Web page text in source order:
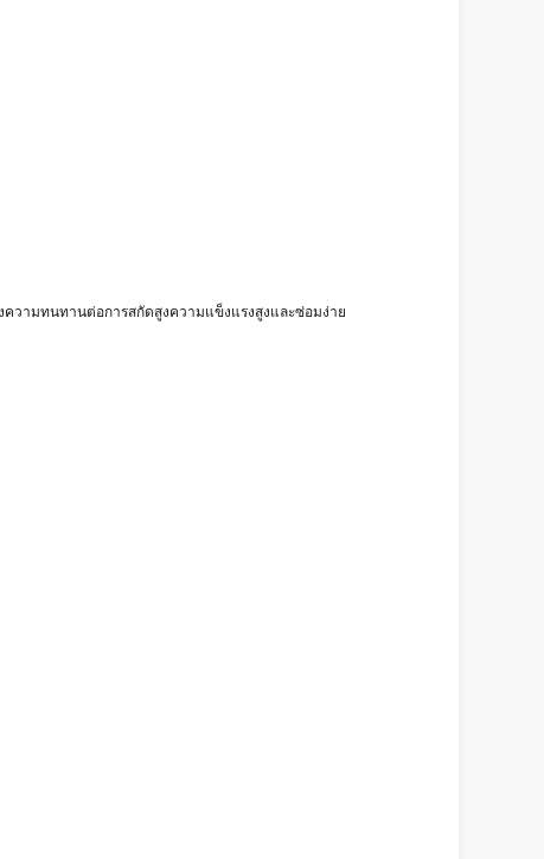
วามทนทานต่อการสกัดสูงความแข็งแรงสูงและซ่อมง่าย